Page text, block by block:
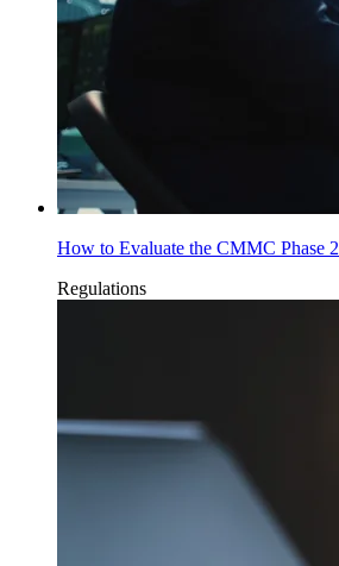
How to Evaluate the CMMC Phase
Regulations